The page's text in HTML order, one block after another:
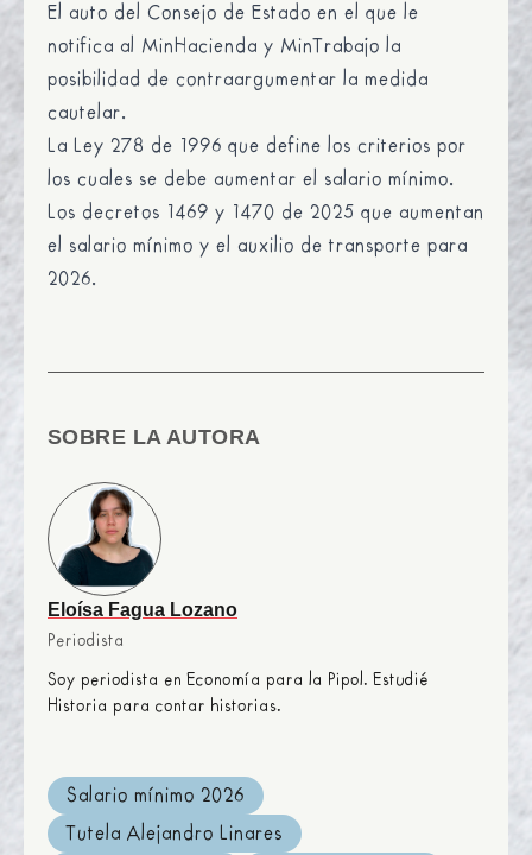
El auto del Consejo de Estado en el que le
notifica al MinHacienda y MinTrabajo la
posibilidad de contraargumentar la medida
cautelar.
La Ley 278 de 1996 que define los criterios por
los cuales se debe aumentar el salario mínimo.
Los decretos 1469 y 1470 de 2025 que aumentan
el salario mínimo y el auxilio de transporte para
2026.
SOBRE LA AUTORA
Eloísa Fagua Lozano
Periodista
Soy periodista en Economía para la Pipol. Estudié
Historia para contar historias.
Salario mínimo 2026
Tutela Alejandro Linares